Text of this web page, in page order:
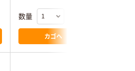
数量
カゴへ